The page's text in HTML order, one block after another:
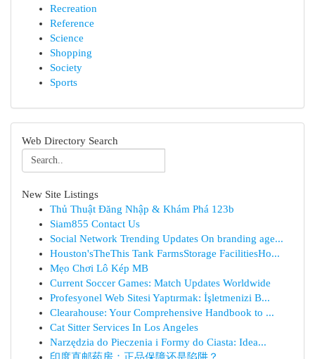
Recreation
Reference
Science
Shopping
Society
Sports
Web Directory Search
New Site Listings
Thủ Thuật Đăng Nhập & Khám Phá 123b
Siam855 Contact Us
Social Network Trending Updates On branding age...
Houston'sTheThis Tank FarmsStorage FacilitiesHo...
Mẹo Chơi Lô Kép MB
Current Soccer Games: Match Updates Worldwide
Profesyonel Web Sitesi Yaptırmak: İşletmenizi B...
Clearahouse: Your Comprehensive Handbook to ...
Cat Sitter Services In Los Angeles
Narzędzia do Pieczenia i Formy do Ciasta: Idea...